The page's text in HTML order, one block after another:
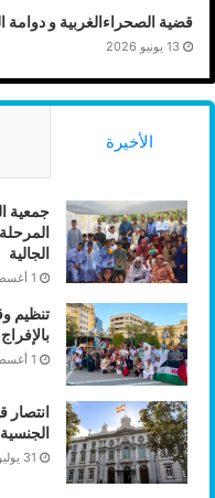
قضية الصحراءالغربية و
13 يونيو 2026
الأخيرة
جمعية
الجالية
1 أغسطس 2026
تنظيم
1 أغسطس 2026
انتصار
الجنسية
31 يوليو 2026